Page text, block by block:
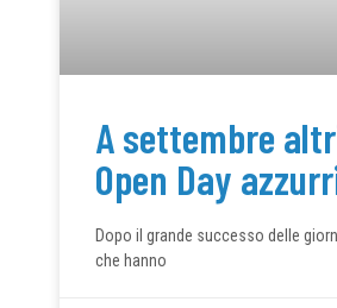
A settembre
Open Day
Dopo il grande successo delle
che hanno